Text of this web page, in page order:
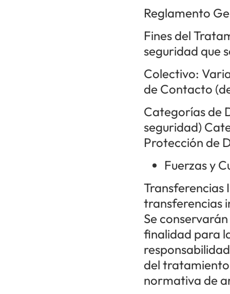
Reglamento
Fines del
seguridad que
Colectivo:
de Contacto
Categorías de
seguridad)
Protección de
Fuerzas y
Transferencias
transferencias
Se
finalidad para
del tratamiento
normativa de